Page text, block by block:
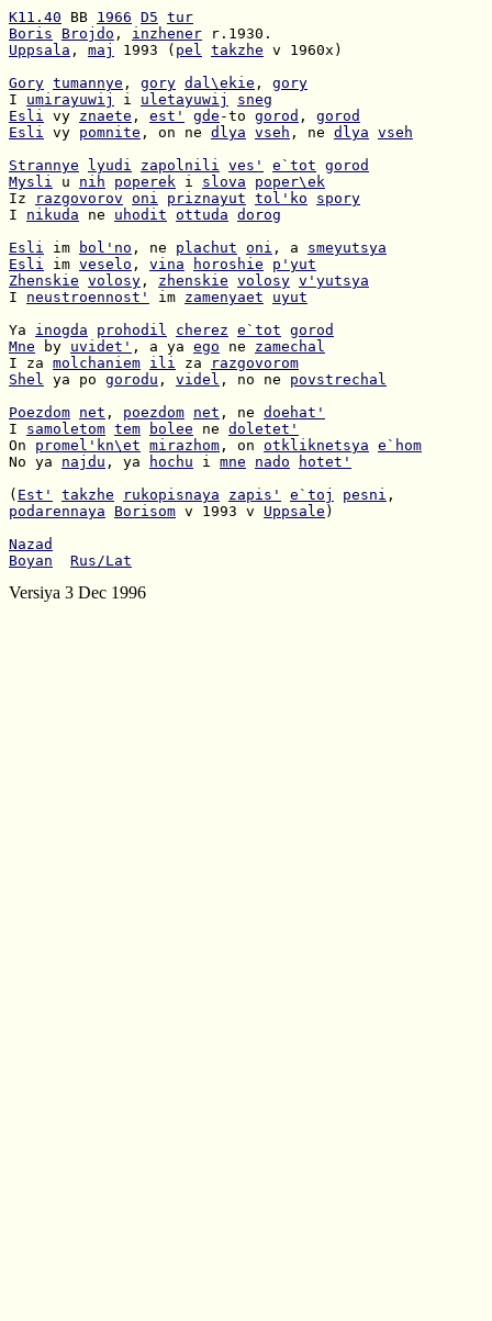
K11.40 BB 1966 D5 tur
Boris
Brojdo , inzhener
Uppsala , maj 1993 ( pel takzhe v 1960x)
Gory tumannye , gory dal\ekie , gory
I umirayuwij i uletayuwij
sneg
Esli vy znaete , est' gde -to gorod , gorod
Esli vy pomnite , on ne dlya vseh , ne dlya vseh
Strannye
lyudi zapolnili ves' e`tot gorod
Mysli u nih poperek i slova
poper\ek
Iz
razgovorov oni priznayut tol'ko
spory
I nikuda ne uhodit ottuda dorog
Esli im bol'no , ne plachut oni , a smeyutsya
Esli im veselo , vina horoshie
p'yut
Zhenskie volosy , zhenskie volosy v'yutsya
I neustroennost' im zamenyaet
uyut
Ya inogda prohodil cherez e`tot gorod
Mne by uvidet' , a ya ego ne zamechal
I za molchaniem ili za
razgovorom
Shel ya po gorodu , videl , no ne povstrechal
Poezdom net , poezdom net , ne doehat'
I samoletom tem bolee ne doletet'
On promel'kn\et mirazhom , on otkliknetsya e`hom
No ya najdu , ya hochu i mne nado
hotet'
( Est' takzhe rukopisnaya zapis' e`toj pesni
podarennaya
Borisom v 1993 v Uppsale )
Nazad
Boyan
Rus/Lat
Versiya 3 Dec 1996